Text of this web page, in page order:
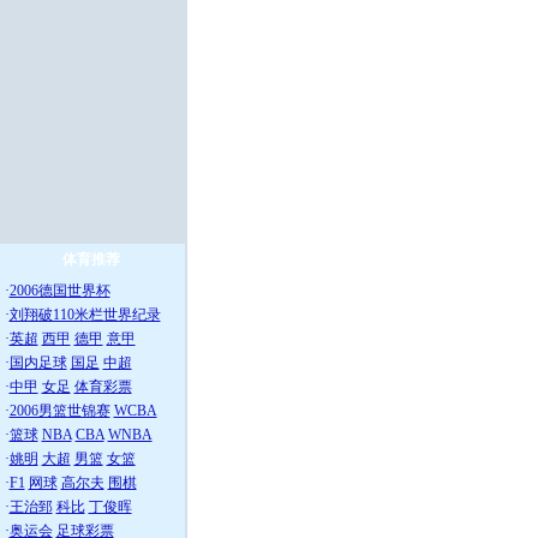
体育推荐
·2006德国世界杯
·刘翔破110米栏世界纪录
·英超 西甲 德甲 意甲
· 国内足球 国足 中超
·中甲 女足 体育彩票
·2006男篮世锦赛 WCBA
·篮球 NBA CBA WNBA
·姚明 大超 男篮 女篮
·F1 网球 高尔夫 围棋
·王治郅 科比 丁俊晖
·奥运会 足球彩票